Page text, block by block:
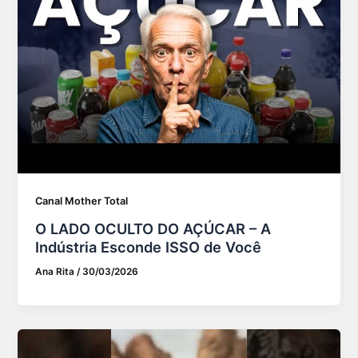
Canal Mother Total
O LADO OCULTO DO AÇÚCAR – A
Indústria Esconde ISSO de Você
Ana Rita / 30/03/2026